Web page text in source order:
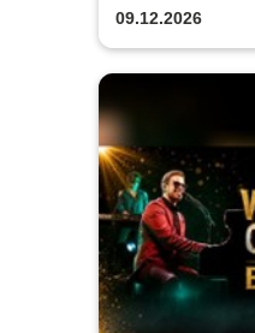
Sack und Rute
09.12.2026